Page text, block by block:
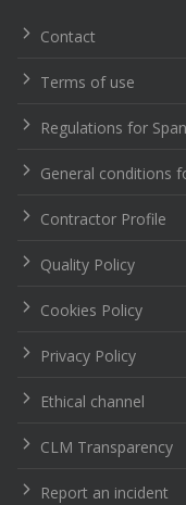
Contact
Terms of use
Regulations for
General conditions
Contractor Profile
Quality Policy
Cookies Policy
Privacy Policy
Ethical channel
CLM Transparency
Report an incident